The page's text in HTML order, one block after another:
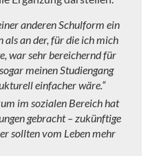
anderen Schulform ein
an der, für die ich mich
war sehr bereichernd für
meinen Studiengang
einfacher wäre.“
im sozialen Bereich hat
gebracht – zukünftige
sollten vom Leben mehr